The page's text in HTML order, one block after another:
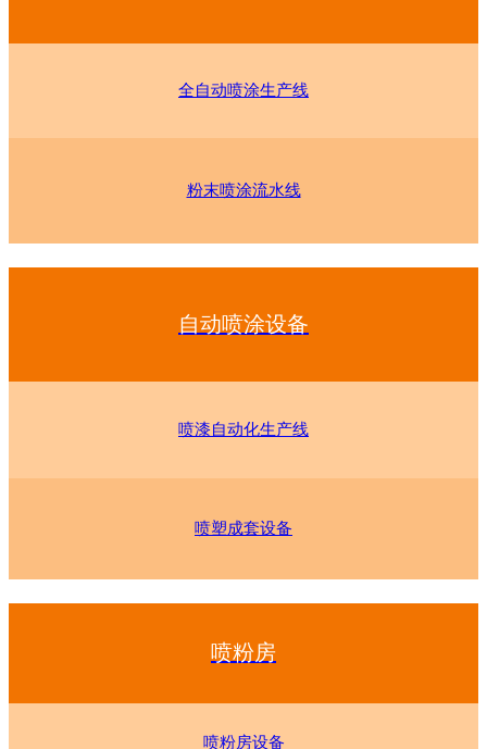
全自动喷涂生产线
粉末喷涂流水线
自动喷涂设备
喷漆自动化生产线
喷塑成套设备
喷粉房
喷粉房设备